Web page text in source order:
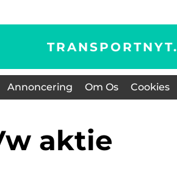
TRANSPORTNYT.
Annoncering Om Os Cookies
vw aktie